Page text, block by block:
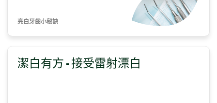
亮白牙齒小秘訣
潔白有方 - 接受雷射漂白